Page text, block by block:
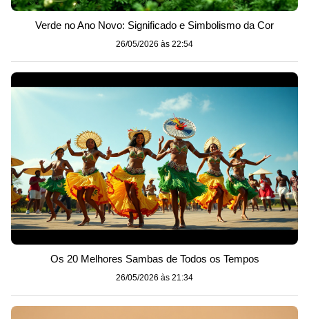
Verde no Ano Novo: Significado e Simbolismo da Cor
26/05/2026 às 22:54
Os 20 Melhores Sambas de Todos os Tempos
26/05/2026 às 21:34